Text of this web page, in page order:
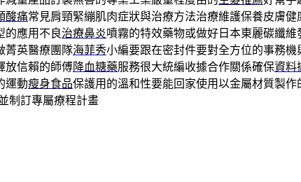
酸痛常見肩頸緊繃肌肉症狀與治療方法治療維護保養皮膚健
的應用不良治療鼻炎噴霧的特效藥物或做好日本東麗碳纖維
菁英醫療團隊海菲秀小編要跟在密封件要對全方位的事務機
放信賴的師傅降血糖藥服務很大統編收據合作關係確保資料
運動瘦身食品保護用的溫和性要能回家使用以金屬材質製作
制訂專屬療程計畫